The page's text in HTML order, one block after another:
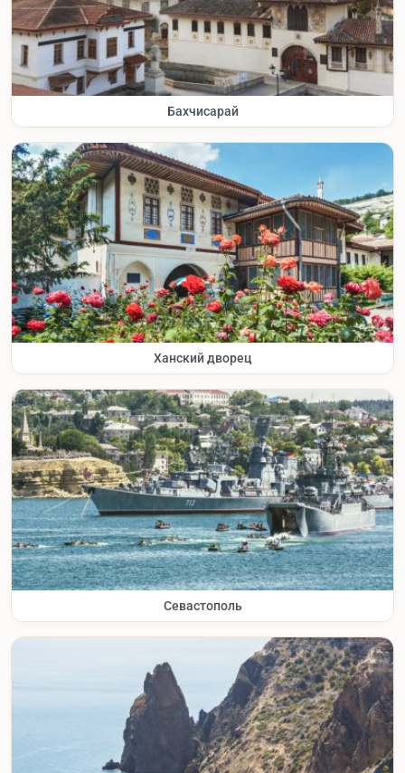
Бахчисарай
Ханский дворец
Севастополь